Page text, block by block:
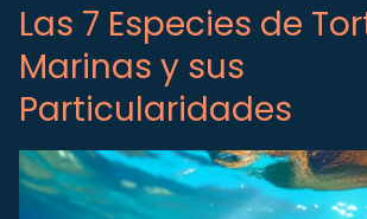
Las 7 Especies de
Marinas y sus
Particularidades